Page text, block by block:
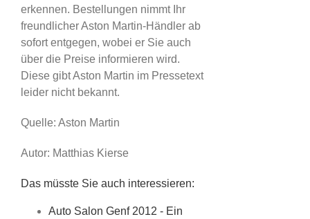
erkennen. Bestellungen nimmt Ihr
freundlicher Aston Martin-Händler ab
sofort entgegen, wobei er Sie auch
über die Preise informieren wird.
Diese gibt Aston Martin im Pressetext
leider nicht bekannt.
Quelle: Aston Martin
Autor: Matthias Kierse
Das müsste Sie auch interessieren:
Auto Salon Genf 2012 - Ein